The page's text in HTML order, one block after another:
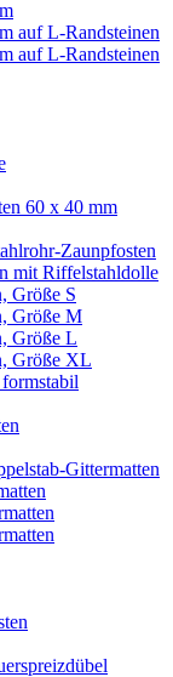
auf L-Randsteinen
auf L-Randsteinen
60 x 40 mm
Zaunpfosten
mit Riffelstahldolle
Größe S
Größe M
Größe L
Größe XL
Gittermatten